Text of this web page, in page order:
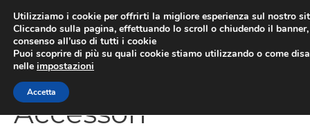
contenuto
Accessori
Utilizziamo i cookie per offrirti la migliore esperienza sul nostro
Cliccando sulla pagina, effettuando lo scroll o chiudendo il
consenso all’uso di tutti i cookie
Puoi scoprire di più su quali cookie stiamo utilizzando o come
nelle impostazioni
Accetta